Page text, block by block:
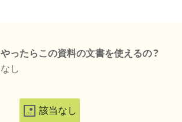
ったらこの資料の文書を使えるの？
し
該当なし